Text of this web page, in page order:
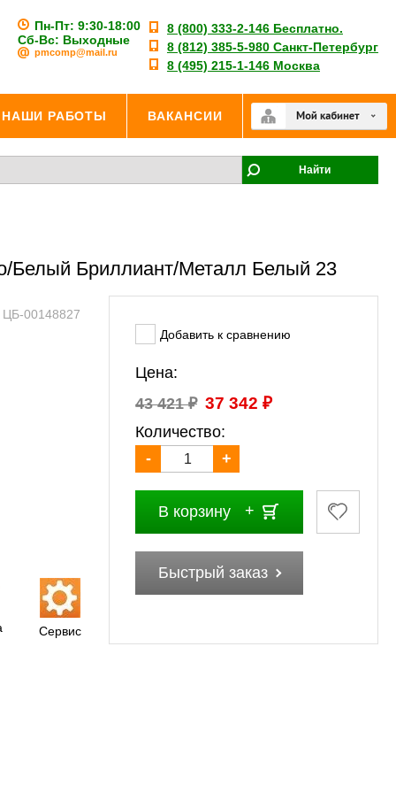
Пн-Пт: 9:30-18:00
Сб-Вс: Выходные
pmcomp@mail.ru
8 (800) 333-2-146 Бесплатно.
8 (812) 385-5-980 Санкт-Петербург
8 (495) 215-1-146 Москва
НАШИ РАБОТЫ ВАКАНСИИ
Найти
Белый Бриллиант/Металл Белый 23
ЦБ-00148827
Сервис
Добавить к сравнению
Цена:
43 421₽ 37 342 ₽
Количество:
-
+
В корзину
Быстрый заказ